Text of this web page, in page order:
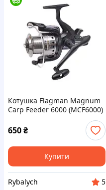
Котушка Flagman Magnum
Carp Feeder 6000 (MCF6000)
650₴
Купити
Rybalych
5